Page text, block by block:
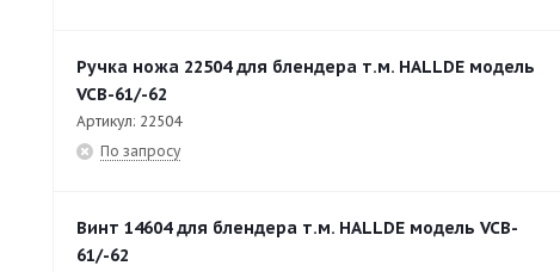
Ручка ножа 22504 для блендера т.м. HALLDE модель
VCB-61/-62
Артикул: 22504
По запросу
Винт 14604 для блендера т.м. HALLDE модель VCB-
61/-62